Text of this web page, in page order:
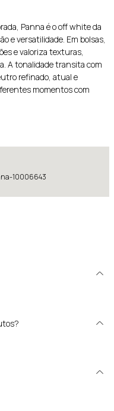
Panna é o off white da
e versatilidade. Em bolsas,
e valoriza texturas,
A tonalidade transita com
refinado, atual e
momentos com
10006643